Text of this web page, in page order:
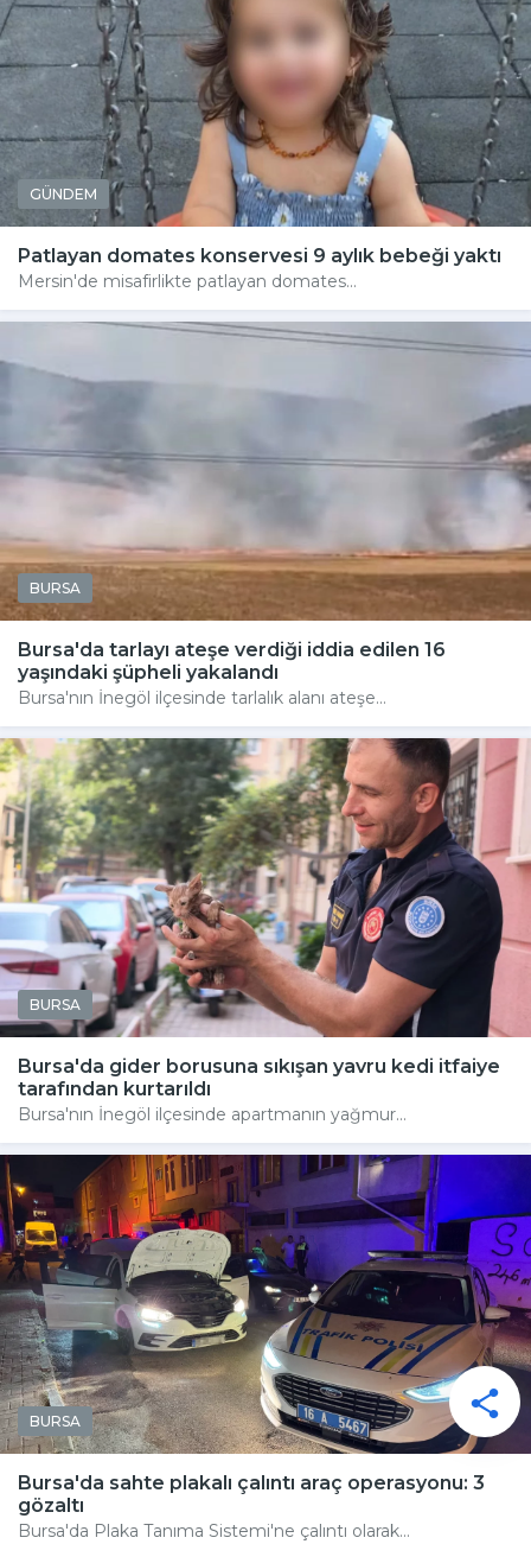
GÜNDEM
Patlayan domates konservesi 9 aylık bebeği yaktı
Mersin'de misafirlikte patlayan domates...
BURSA
Bursa'da tarlayı ateşe verdiği iddia edilen 16
yaşındaki şüpheli yakalandı
Bursa'nın İnegöl ilçesinde tarlalık alanı ateşe...
BURSA
Bursa'da gider borusuna sıkışan yavru kedi itfaiye
tarafından kurtarıldı
Bursa'nın İnegöl ilçesinde apartmanın yağmur...
BURSA
Bursa'da sahte plakalı çalıntı araç operasyonu: 3
gözaltı
Bursa'da Plaka Tanıma Sistemi'ne çalıntı olarak...